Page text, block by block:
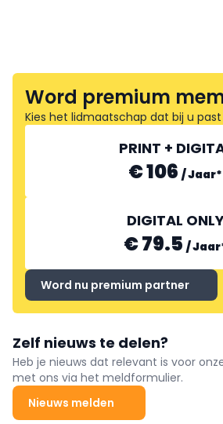
Word premium
Kies het lidmaatschap dat bij u past
PRINT +
€ 106 /Jaar*
DIGITAL
€ 79.5 /Jaar
Word nu premium partner
Zelf nieuws te delen?
Heb je nieuws dat relevant is voor
met ons via het meldformulier.
Nieuws melden